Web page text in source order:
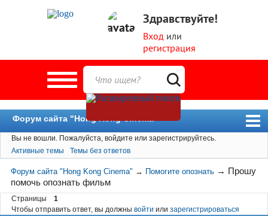
Здравствуйте!
Вход или
регистрация
Форум сайта "Hong Kong Cinema"
Форум
Новости
Пользователи
Поиск
Вы не вошли. Пожалуйста, войдите или зарегистрируйтесь.
Активные темы
Темы без ответов
Форум сайта "Hong Kong Cinema" → Помогите опознать → Прошу
помочь опознать фильм
Страницы
1
Чтобы отправить ответ, вы должны войти или зарегистрироваться